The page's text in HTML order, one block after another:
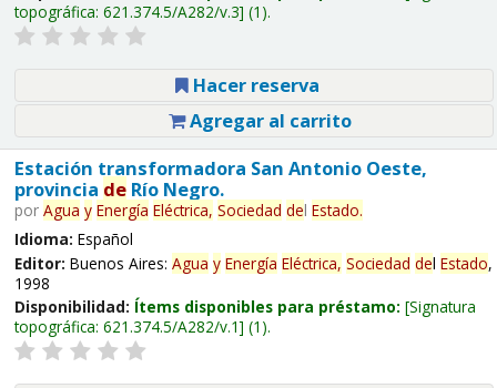
topográfica: 621.374.5/A282/v.3 (1).
Hacer reserva
Agregar al carrito
Estación transformadora San Antonio Oeste,
provincia deRío Negro.
por Agua y Energía Eléctrica, Sociedad del Estado.
Idioma: Español
Editor: Buenos Aires: Agua y Energía Eléctrica, Sociedad del Estado,
1998
Disponibilidad: Ítems disponibles para préstamo: Signatura
topográfica: 621.374.5/A282/v.1 (1).